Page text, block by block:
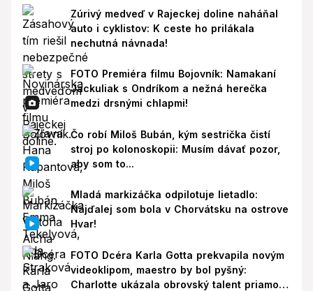
Zúrivý medveď v Rajeckej doline naháňal
auto i cyklistov: K ceste ho prilákala
nechutná návnada!
FOTO Premiéra filmu Bojovník: Namakaní
Jackuliak s Ondríkom a nežná herečka
medzi drsnými chlapmi!
Čo robí Miloš Bubán, kým sestrička čistí
stroj po kolonoskopii: Musím dávať pozor,
aby som to...
Mladá markizáčka odpilotuje lietadlo:
Najďalej som bola v Chorvátsku na ostrove
Hvar!
FOTO Dcéra Karla Gotta prekvapila novým
videoklipom, maestro by bol pyšný:
Charlotte ukázala obrovský talent priamo v